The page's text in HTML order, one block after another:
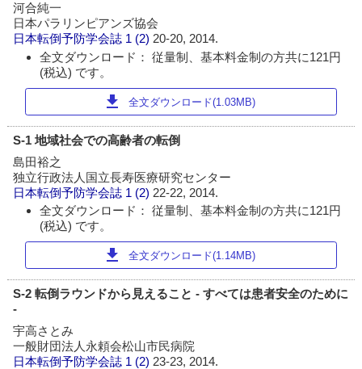
河合純一
日本パラリンピアンズ協会
日本転倒予防学会誌 1 (2)20-20, 2014.
全文ダウンロード： 従量制、基本料金制の方共に121円
(税込) です。
download 全文ダウンロード(1.03MB)
S-1 地域社会での高齢者の転倒
島田裕之
独立行政法人国立長寿医療研究センター
日本転倒予防学会誌 1 (2) 22-22, 2014.
全文ダウンロード： 従量制、基本料金制の方共に121円
(税込) です。
download 全文ダウンロード(1.14MB)
S-2 転倒ラウンドから見えること - すべては患者安全のために
-
宇高さとみ
一般財団法人永頼会松山市民病院
日本転倒予防学会誌 1 (2) 23-23, 2014.